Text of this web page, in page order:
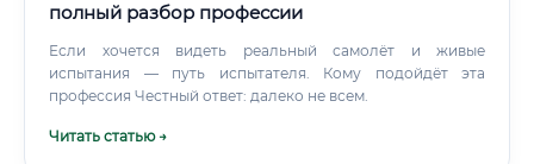
полный разбор профессии
Если хочется видеть реальный самолёт и живые
испытания — путь испытателя. Кому подойдёт эта
профессия Честный ответ: далеко не всем.
Читать статью →